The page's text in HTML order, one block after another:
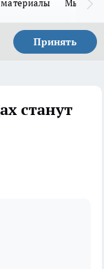
Мы в
Принять
станут